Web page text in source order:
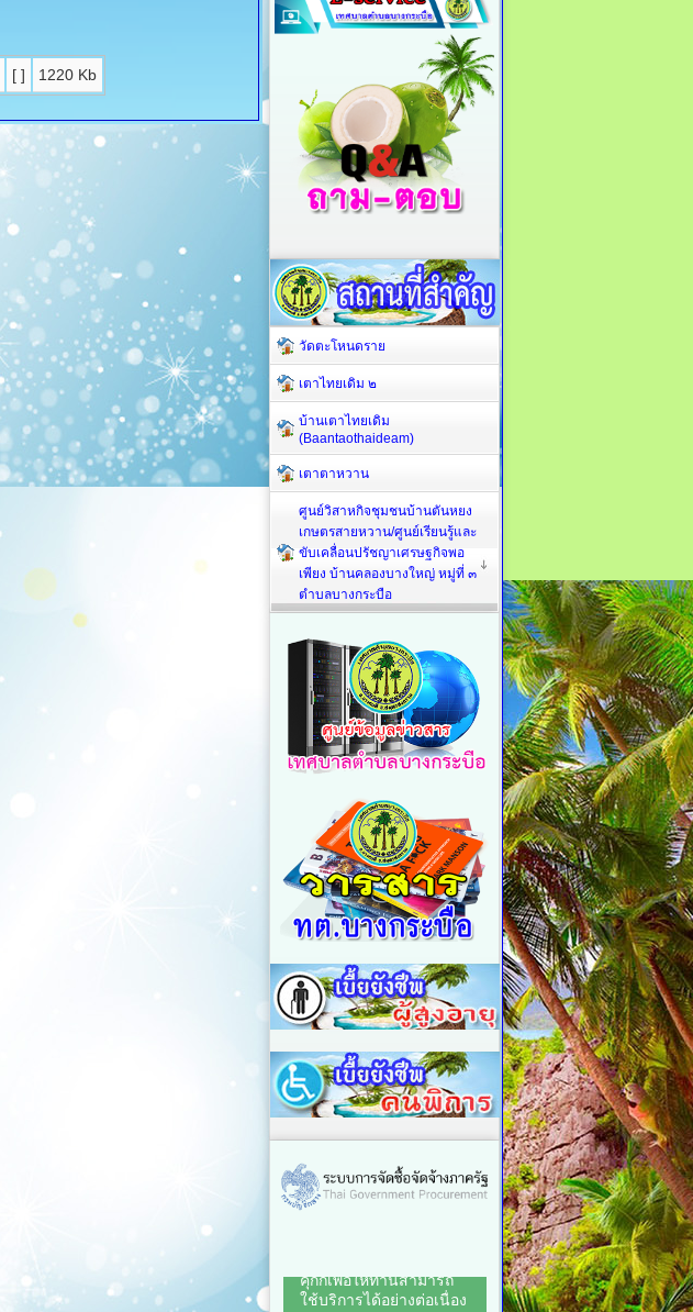
[ ] 1220 Kb
วัดตะโหนดราย
เตาไทยเดิม ๒
บ้านเตาไทยเดิม
(Baantaothaideam)
เตาตาหวาน
ศูนย์วิสาหกิจชุมชนบ้านตันหยง
เกษตรสายหวาน/ศูนย์เรียนรู้และ
ขับเคลื่อนปรัชญาเศรษฐกิจพอ
เพียง บ้านคลองบางใหญ่ หมู่ที่ ๓
ตำบลบางกระบือ